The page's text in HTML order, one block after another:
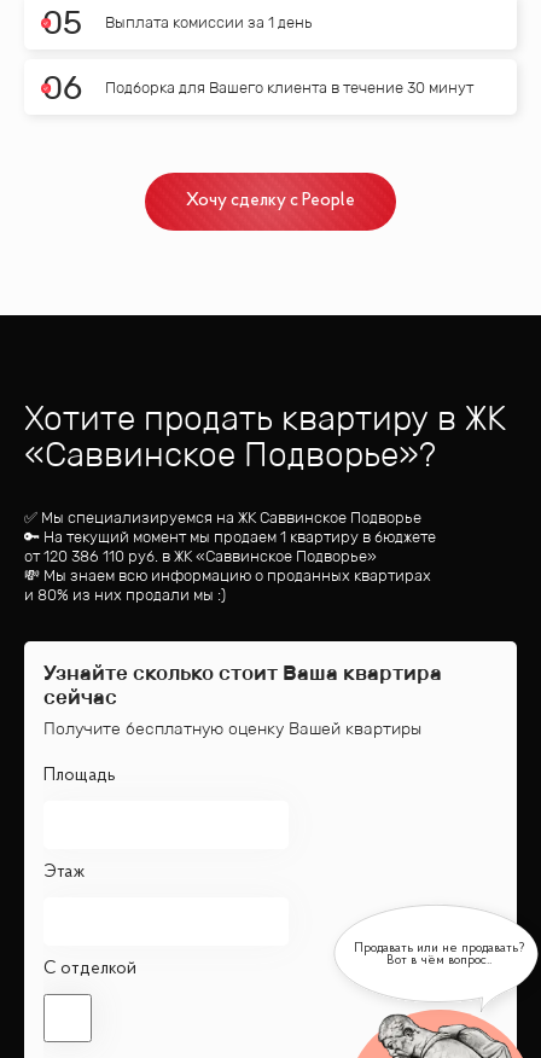
05 Выплата комиссии за 1 день
06 Подборка для Вашего клиента в течение 30 минут
Хочу сделку с People
Хотите продать квартиру в ЖК
«Саввинское Подворье»?
✅ Мы специализируемся на ЖКСаввинское Подворье
🔑 На текущий момент мы продаем 1 квартиру в бюджете
от120 386 110 руб. в ЖК «Саввинское Подворье»
💸 Мы знаем всю информацию о проданных квартирах
и 80% из них продали мы :)
Узнайте сколько стоит Ваша квартира
сейчас
Получите бесплатную оценку Вашей квартиры
Площадь
Этаж
С отделкой